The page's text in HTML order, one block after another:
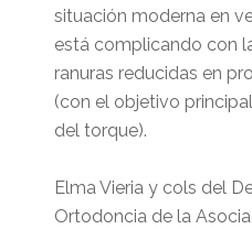
situación moderna en
está complicando con
ranuras reducidas en
(con el objetivo
del torque).
Elma Vieria y cols del
Ortodoncia de la